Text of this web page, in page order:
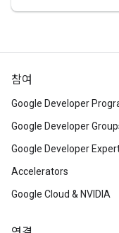
참여
Google Developer
Google Developer
Google Developer
Accelerators
Google Cloud & NVIDIA